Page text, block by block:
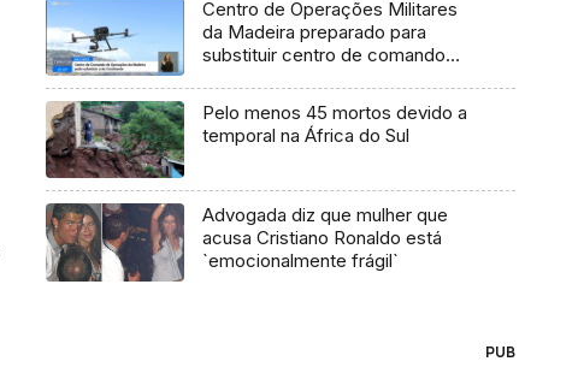
Centro de Operações Militares
da Madeira preparado para
substituir centro de comando
Pelo menos 45 mortos devido a
temporal na África do Sul
Advogada diz que mulher que
acusa Cristiano Ronaldo está
`emocionalmente frágil`
PUB